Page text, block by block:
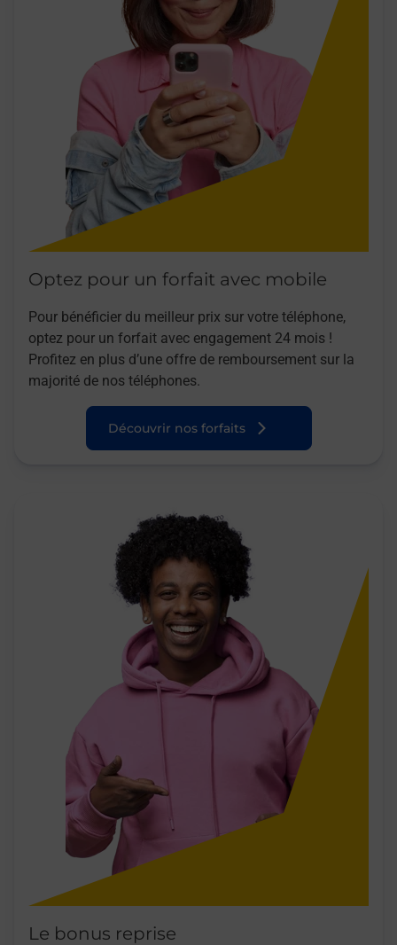
Optez pour un forfait avec mobile
Pour bénéficier du meilleur prix sur votre téléphone,
optez pour un forfait avec engagement 24 mois !
Profitez en plus d’une offre de remboursement sur la
majorité de nos téléphones.
Découvrir nos forfaits
Le bonus reprise